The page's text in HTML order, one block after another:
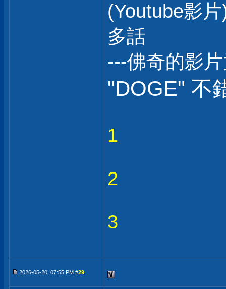
(Youtube影
多話
---佛奇的影
"DOGE" 不
1
2
3
2026-05-20, 07:55 PM #29